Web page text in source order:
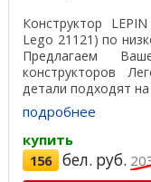
Конструктор
Lego 21121) по
Предлагаем
конструкторов
детали подходят на
подробнее
купить
156 бел. руб.